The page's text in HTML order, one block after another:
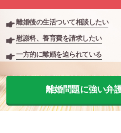
離婚後の生活ついて相談したい
慰謝料、養育費を請求したい
一方的に離婚を迫られている
離婚問題に強い弁